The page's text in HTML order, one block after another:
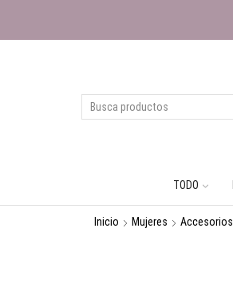
TODO
Inicio Mujeres Accesorios